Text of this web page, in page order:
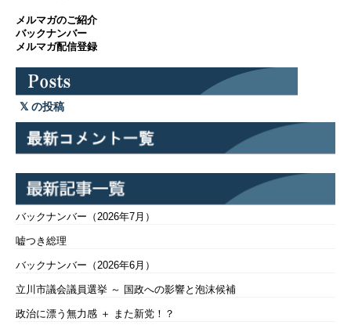
メルマガのご紹介
バックナンバー
メルマガ配信登録
の投稿
バックナンバー（2026年7月）
嘘つき総理
バックナンバー（2026年6月）
立川市議会議員選挙 ～ 国政への影響と泡沫候補
政治に漂う無力感 ＋ また新党！？